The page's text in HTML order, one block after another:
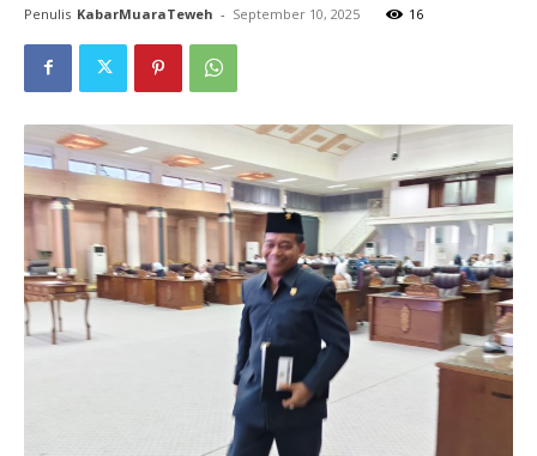
Penulis KabarMuaraTeweh - September 10, 2025 16